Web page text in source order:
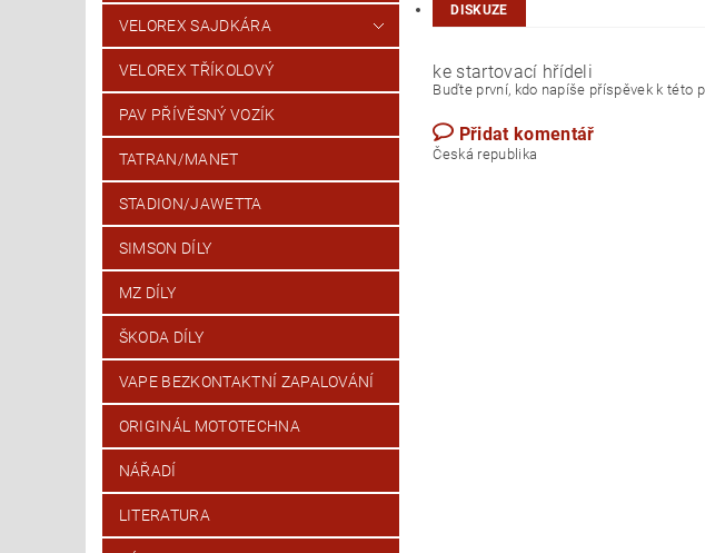
VELOREX SAJDKÁRA
VELOREX TŘÍKOLOVÝ
PAV PŘÍVĚSNÝ VOZÍK
TATRAN/MANET
STADION/JAWETTA
SIMSON DÍLY
MZ DÍLY
ŠKODA DÍLY
VAPE BEZKONTAKTNÍ ZAPALOVÁNÍ
ORIGINÁL MOTOTECHNA
NÁŘADÍ
LITERATURA
DISKUZE
ke startovací hřídeli
Buďte první, kdo napíše příspěvek k této
Přidat komentář
Česká republika